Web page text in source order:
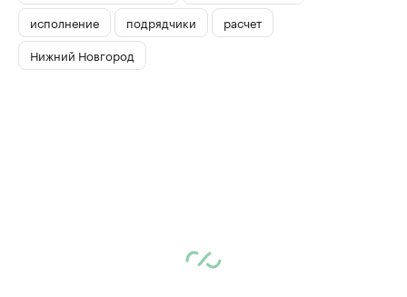
исполнение
подрядчики
расчет
Нижний Новгород